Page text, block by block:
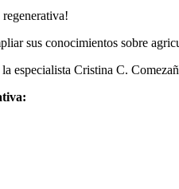
sus conocimientos sobre
especialista Cristina C.